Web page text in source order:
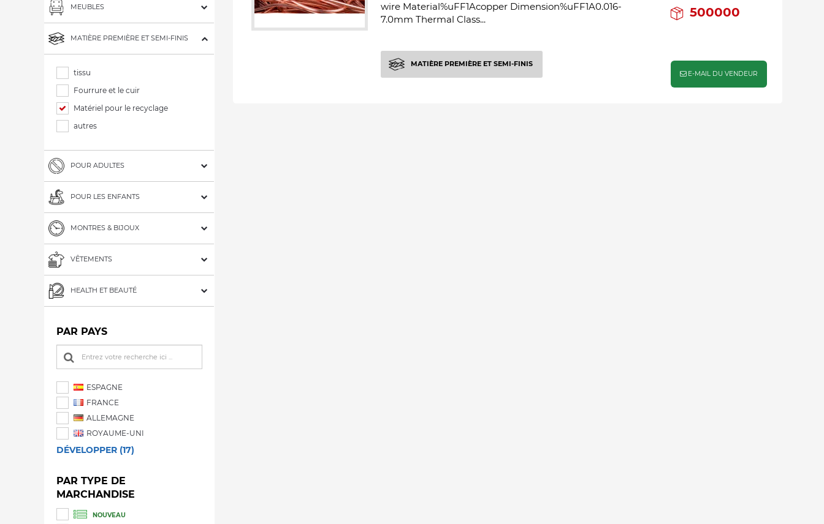
MEUBLES
MATIÈRE PREMIÈRE ET SEMI-FINIS
tissu
Fourrure et le cuir
Matériel pour le recyclage
autres
POUR ADULTES
POUR LES ENFANTS
MONTRES & BIJOUX
VÊTEMENTS
HEALTH ET BEAUTÉ
PAR PAYS
ESPAGNE
FRANCE
ALLEMAGNE
ROYAUME-UNI
DÉVELOPPER (17)
PAR TYPE DE
MARCHANDISE
NOUVEAU
wire Material%uFF1Acopper Dimension%uFF1A0.016-
7.0mm Thermal Class...
500000
MATIÈRE PREMIÈRE ET SEMI-FINIS
E-MAIL DU VENDEUR